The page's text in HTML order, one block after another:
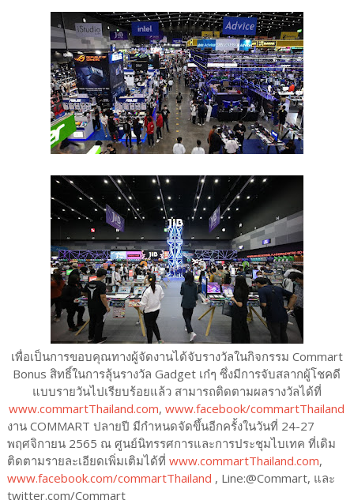
เพื่อเป็นการขอบคุณทางผู้จัดงานได้จับรางวัลในกิจกรรม Commart
Bonus สิทธิ์ในการลุ้นรางวัล Gadget เก๋ๆ ซึ่งมีการจับสลากผู้โชคดี
แบบรายวันไปเรียบร้อยแล้ว สามารถติดตามผลรางวัลได้ที่
www.commartThailand.com,www.facebook/commartThailand
งาน COMMART ปลายปี มีกำหนดจัดขึ้นอีกครั้งในวันที่ 24-27
พฤศจิกายน 2565 ณ ศูนย์นิทรรศการและการประชุมไบเทค ที่เดิม
ติดตามรายละเอียดเพิ่มเติมได้ที่ www.commartThailand.com,
www.facebook.com/commartThailand , Line:@Commart, และ
twitter.com/Commart